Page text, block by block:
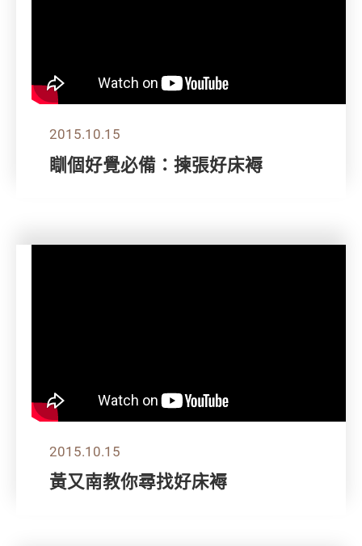
2015.10.15
瞓個好覺必備：揀張好床褥
2015.10.15
黃又南教你尋找好床褥